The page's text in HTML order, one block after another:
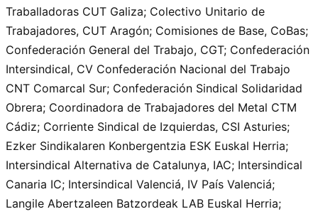
Traballadoras CUT Galiza; Colectivo Unitario de
Trabajadores, CUT Aragón; Comisiones de Base, CoBas;
Confederación General del Trabajo, CGT; Confederación
Intersindical, CV Confederación Nacional del Trabajo
CNT Comarcal Sur; Confederación Sindical Solidaridad
Obrera; Coordinadora de Trabajadores del Metal CTM
Cádiz; Corriente Sindical de Izquierdas, CSI Asturies;
Ezker Sindikalaren Konbergentzia ESK Euskal Herria;
Intersindical Alternativa de Catalunya, IAC; Intersindical
Canaria IC; Intersindical Valenciá, IV País Valenciá;
Langile Abertzaleen Batzordeak LAB Euskal Herria;